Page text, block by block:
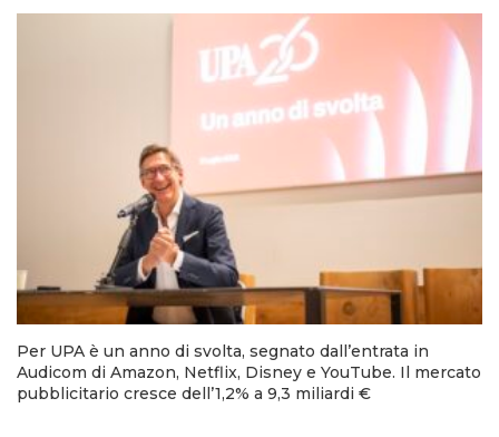
Per UPA è un anno di svolta, segnato dall’entrata in
Audicom di Amazon, Netflix, Disney e YouTube. Il mercato
pubblicitario cresce dell’1,2% a 9,3 miliardi €